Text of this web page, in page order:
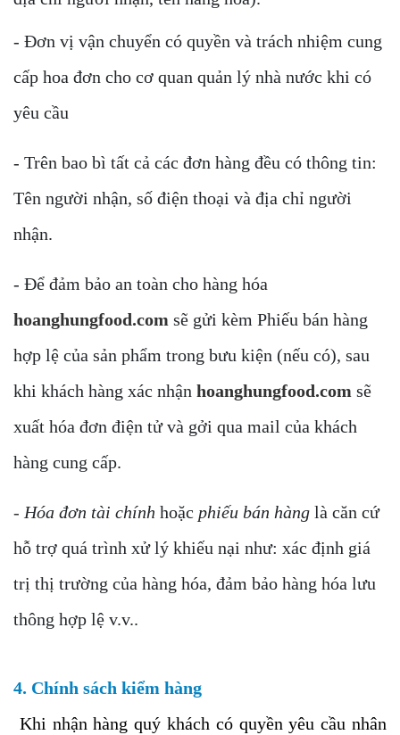
- Đơn vị vận chuyển có quyền và trách nhiệm cung
cấp hoa đơn cho cơ quan quản lý nhà nước khi có
yêu cầu
- Trên bao bì tất cả các đơn hàng đều có thông tin:
Tên người nhận, số điện thoại và địa chỉ người
nhận.
- Để đảm bảo an toàn cho hàng hóa
hoanghungfood.com sẽ gửi kèm Phiếu bán hàng
hợp lệ của sản phẩm trong bưu kiện (nếu có), sau
khi khách hàng xác nhận hoanghungfood.com sẽ
xuất hóa đơn điện tử và gởi qua mail của khách
hàng cung cấp.
- Hóa đơn tài chính hoặc phiếu bán hàng là căn cứ
hỗ trợ quá trình xử lý khiếu nại như: xác định giá
trị thị trường của hàng hóa, đảm bảo hàng hóa lưu
thông hợp lệ v.v..
4. Chính sách kiểm hàng
Khi nhận hàng quý khách có quyền yêu cầu nhân